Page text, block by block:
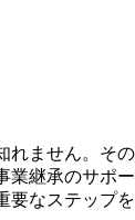
ません。そ
継承のサ
なステップ